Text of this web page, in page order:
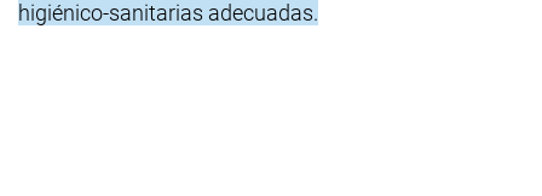
higiénico-sanitarias adecuadas.